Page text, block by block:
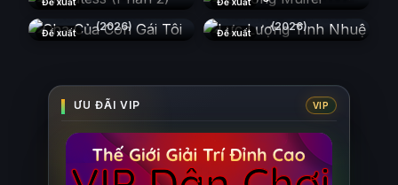
Đề xuất (2026) Đề xuất
Lực Lượng Tinh Nhuệ
(2026)